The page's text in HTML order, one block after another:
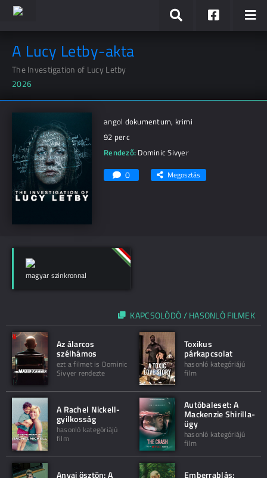
A Lucy Letby-akta
The Investigation of Lucy Letby
2026
angol dokumentum, krimi
92 perc
Rendező: Dominic Sivyer
0 Megosztás
magyar szinkronnal
KAPCSOLÓDÓ / HASONLÓ FILMEK
Az álarcos
szélhámos
ezt a filmet is Dominic
Sivyer rendezte
Toxikus
párkapcsolat
hasonló kategóriájú
film
A Rachel Nickell-
gyilkosság
hasonló kategóriájú
film
Autóbaleset: A
Mackenzie Shirilla-
ügy
hasonló kategóriájú
film
Anyai ösztön: A Emberrablás: